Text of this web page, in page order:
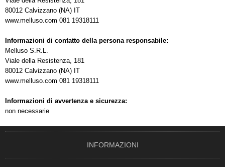
80012 Calvizzano (NA) IT
www.melluso.com 081 19318111
Informazioni di contatto della persona responsabile:
Melluso S.R.L.
Viale della Resistenza, 181
80012 Calvizzano (NA) IT
www.melluso.com 081 19318111
Informazioni di avvertenza e sicurezza:
non necessarie
INFORMAZIONI